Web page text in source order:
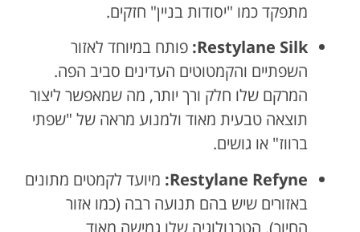
מתפקד כמו "יסודות בניין" חזקים.
Restylane Silk: פותח במיוחד לאזור
השפתיים והקמטוטים העדינים סביב הפה.
המרקם שלו חלק ורך יותר, מה שמאפשר ליצור
תוצאה טבעית מאוד ולמנוע מראה של "שפתי
ברווז" או גושים.
Restylane Refyne: מיועד לקמטים מתונים
באזורים שיש בהם תנועה רבה (כמו אזור
החיוך). הטכנולוגיה שלו גמישה מאוד